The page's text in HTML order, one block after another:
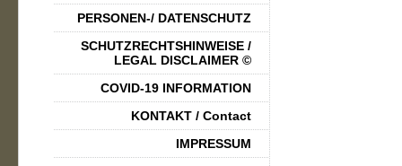
PERSONEN-/ DATENSCHUTZ
SCHUTZRECHTSHINWEISE /
LEGAL DISCLAIMER ©
COVID-19 INFORMATION
KONTAKT / Contact
IMPRESSUM